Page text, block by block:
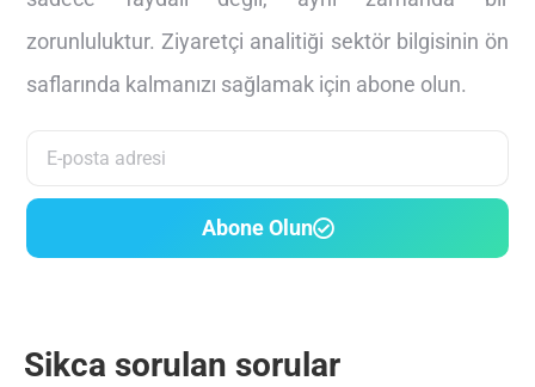
zorunluluktur. Ziyaretçi analitiği sektör bilgisinin ön
saflarında kalmanızı sağlamak için abone olun.
Abone Olun
Sikca sorulan sorular